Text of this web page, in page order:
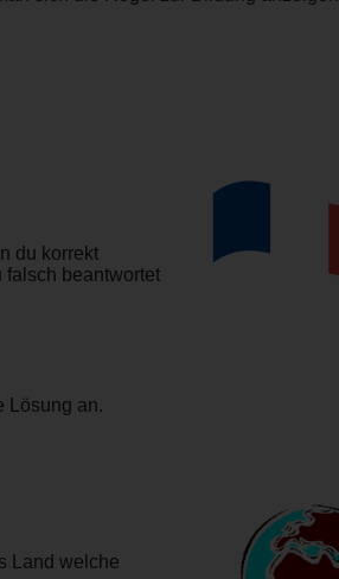
du korrekt
falsch beantwortet
Lösung an.
Land welche